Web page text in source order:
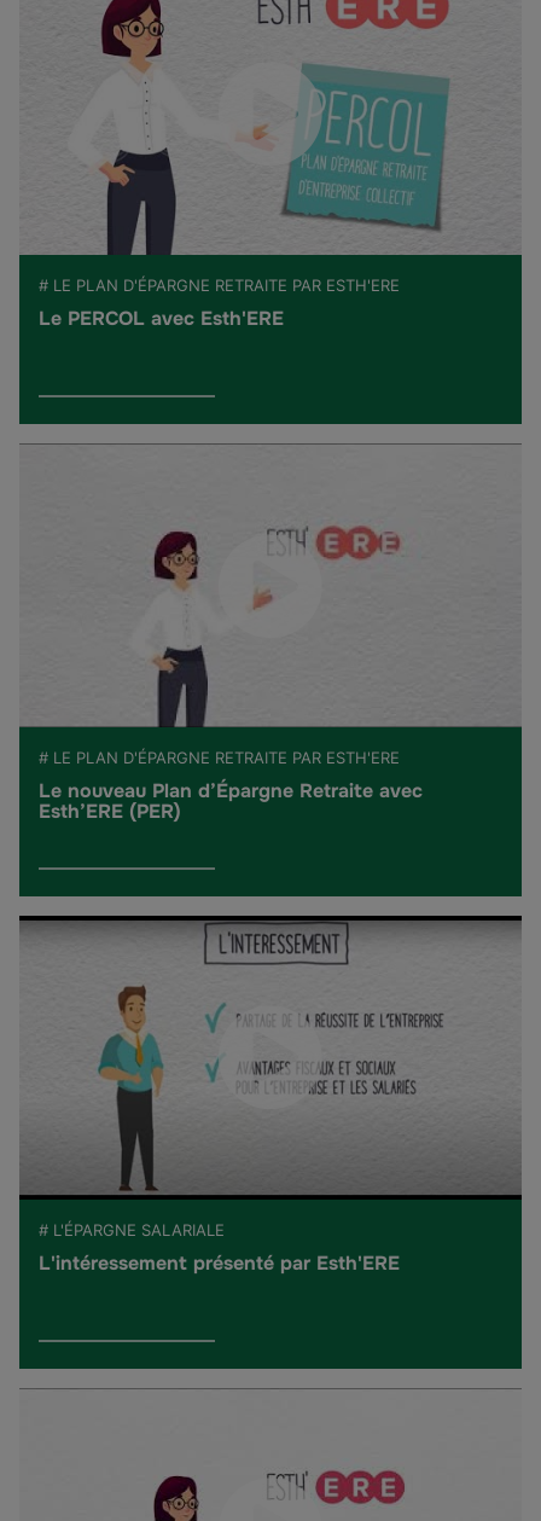
# LE PLAN D'ÉPARGNE RETRAITE PAR ESTH'ERE
Le PERCOL avec Esth'ERE
# LE PLAN D'ÉPARGNE RETRAITE PAR ESTH'ERE
Le nouveau Plan d’Épargne Retraite avec
Esth’ERE (PER)
# L'ÉPARGNE SALARIALE
L'intéressement présenté par Esth'ERE